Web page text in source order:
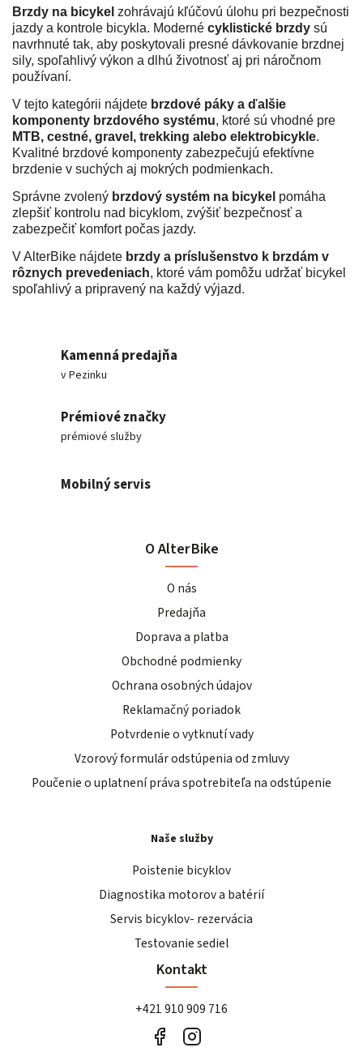
Brzdy na bicykel zohrávajú kľúčovú úlohu pri bezpečnosti
jazdy a kontrole bicykla. Moderné cyklistické brzdy sú
navrhnuté tak, aby poskytovali presné dávkovanie brzdnej
sily, spoľahlivý výkon a dlhú životnosť aj pri náročnom
používaní.
V tejto kategórii nájdete brzdové páky a ďalšie
komponenty brzdového systému, ktoré sú vhodné pre
MTB, cestné, gravel, trekking alebo elektrobicykle.
Kvalitné brzdové komponenty zabezpečujú efektívne
brzdenie v suchých aj mokrých podmienkach.
Správne zvolený brzdový systém na bicykel pomáha
zlepšiť kontrolu nad bicyklom, zvýšiť bezpečnosť a
zabezpečiť komfort počas jazdy.
V AlterBike nájdete brzdy a príslušenstvo k brzdám v
rôznych prevedeniach, ktoré vám pomôžu udržať bicykel
spoľahlivý a pripravený na každý výjazd.
Kamenná predajňa
v Pezinku
Prémiové značky
prémiové služby
Mobilný servis
O AlterBike
O nás
Predajňa
Doprava a platba
Obchodné podmienky
Ochrana osobných údajov
Reklamačný poriadok
Potvrdenie o vytknutí vady
Vzorový formulár odstúpenia od zmluvy
Poučenie o uplatnení práva spotrebiteľa na odstúpenie
Naše služby
Poistenie bicyklov
Diagnostika motorov a batérií
Servis bicyklov- rezervácia
Testovanie sediel
Kontakt
+421 910 909 716